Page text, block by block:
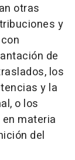
otras
y
de
los
y la
o los
materia
del